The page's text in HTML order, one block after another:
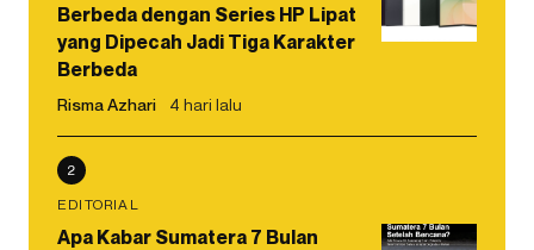
Berbeda dengan Series HP Lipat
yang Dipecah Jadi Tiga Karakter
Berbeda
Risma Azhari 4 hari lalu
2
EDITORIAL
Apa Kabar Sumatera 7 Bulan